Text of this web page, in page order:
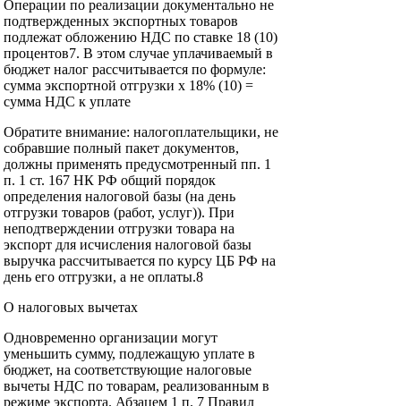
Операции по реализации документально не
подтвержденных экспортных товаров
подлежат обложению НДС по ставке 18 (10)
процентов7. В этом случае уплачиваемый в
бюджет налог рассчитывается по формуле:
сумма экспортной отгрузки х 18% (10) =
сумма НДС к уплате
Обратите внимание: налогоплательщики, не
собравшие полный пакет документов,
должны применять предусмотренный пп. 1
п. 1 ст. 167 НК РФ общий порядок
определения налоговой базы (на день
отгрузки товаров (работ, услуг)). При
неподтверждении отгрузки товара на
экспорт для исчисления налоговой базы
выручка рассчитывается по курсу ЦБ РФ на
день его отгрузки, а не оплаты.8
О налоговых вычетах
Одновременно организации могут
уменьшить сумму, подлежащую уплате в
бюджет, на соответствующие налоговые
вычеты НДС по товарам, реализованным в
режиме экспорта. Абзацем 1 п. 7 Правил